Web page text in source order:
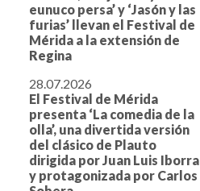
eunuco persa’ y ‘Jasón y las
furias’ llevan el Festival de
Mérida a la extensión de
Regina
28.07.2026
El Festival de Mérida
presenta ‘La comedia de la
olla’, una divertida versión
del clásico de Plauto
dirigida por Juan Luis Iborra
y protagonizada por Carlos